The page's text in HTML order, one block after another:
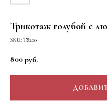
Трикотаж голубой с
SKU: Т8200
800 руб.